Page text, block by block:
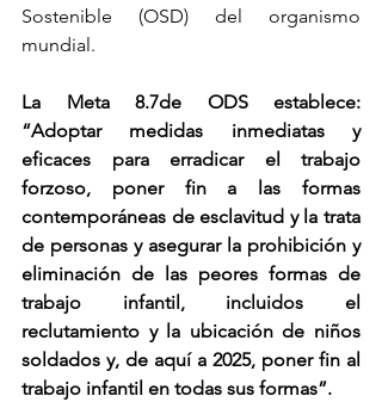
Sostenible (OSD) del organismo
mundial.
La Meta 8.7de ODS establece:
“Adoptar medidas inmediatas y
eficaces para erradicar el trabajo
forzoso, poner fin a las formas
contemporáneas de esclavitud y la trata
de personas y asegurar la prohibición y
eliminación de las peores formas de
trabajo infantil, incluidos el
reclutamiento y la ubicación de niños
soldados y, de aquí a 2025, poner fin al
trabajo infantil en todas sus formas”.